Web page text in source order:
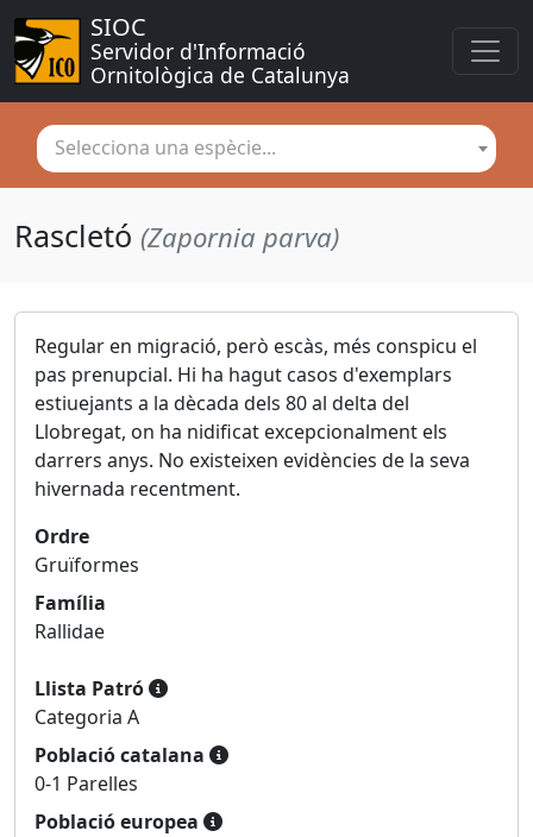
SIOC
Servidor d'Informació
Ornitològica de Catalunya
Selecciona una espècie...
Rascletó (Zapornia parva)
Regular en migració, però escàs, més conspicu el
pas prenupcial. Hi ha hagut casos d'exemplars
estiuejants a la dècada dels 80 al delta del
Llobregat, on ha nidificat excepcionalment els
darrers anys. No existeixen evidències de la seva
hivernada recentment.
Ordre
Gruïformes
Família
Rallidae
Llista Patró
Categoria A
Població catalana
0-1 Parelles
Població europea